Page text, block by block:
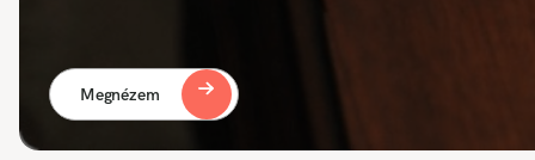
Megnézem